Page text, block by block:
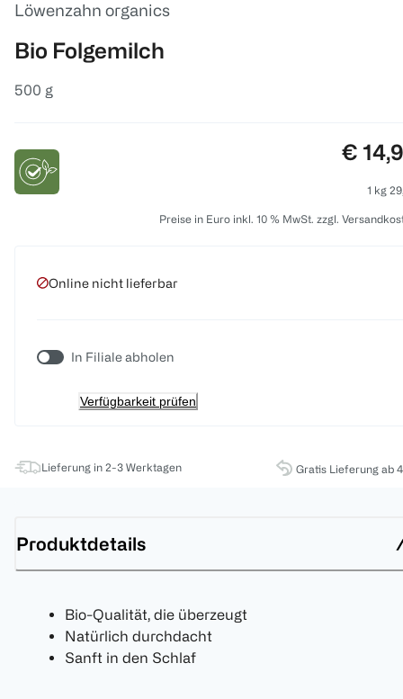
Löwenzahn organics
Bio Folgemilch
500 g
Preis:
€
1 kg
Preise in Euro inkl. 10 % MwSt. zzgl.
Online nicht lieferbar
In Filiale abholen
Verfügbarkeit prüfen
Lieferung in 2-3 Werktagen Gratis Lieferung ab
Produktdetails
Bio-Qualität, die überzeugt
Natürlich durchdacht
Sanft in den Schlaf